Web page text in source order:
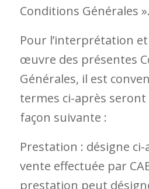
Conditions Générales ».
Pour l’interprétation
œuvre des présentes
Générales, il est
termes ci-après seront
façon suivante :
Prestation : désigne ci-
vente effectuée par
prestation peut